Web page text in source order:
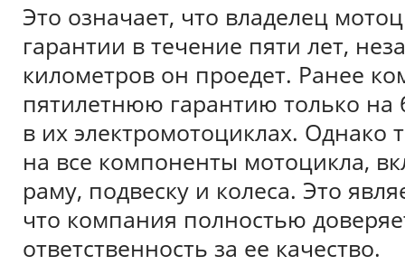
Это означает, что владелец
гарантии в течение пяти лет,
километров он проедет. Ранее
пятилетнюю гарантию только на
в их электромотоциклах. Однако
на все компоненты мотоцикла,
раму, подвеску и колеса. Это
что компания полностью
ответственность за ее качество.